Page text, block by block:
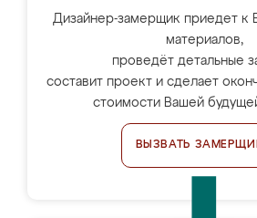
Дизайнер-замерщик приедет к
материалов,
проведёт детальные
составит проект и сделает
стоимости Вашей
ВЫЗВАТЬ